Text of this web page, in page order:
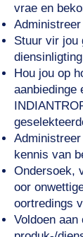
vrae en
Stuur vir jou
Hou jou op
aanbiedinge
kennis van
Ondersoek,
oor
oortredings
Voldoen